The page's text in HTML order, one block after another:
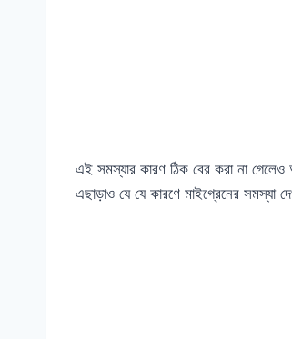
এই সমস্যার কারণ ঠিক বের করা না গেলেও
এছাড়াও যে যে কারণে মাইগ্রেনের সমস্যা